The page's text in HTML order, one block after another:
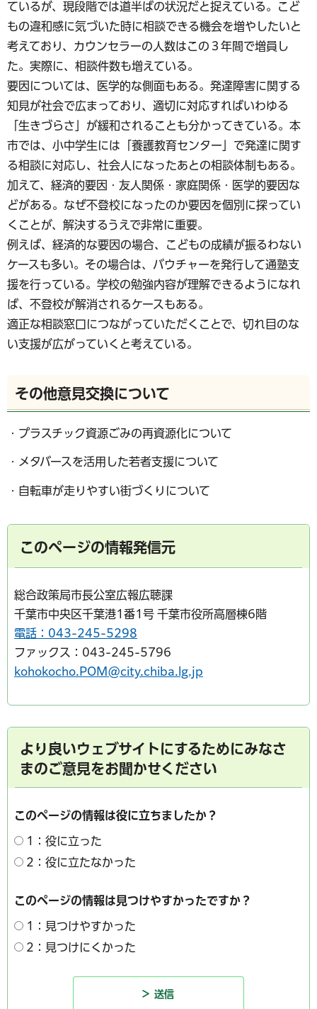
ているが、現段階では道半ばの状況だと捉えている。こど
もの違和感に気づいた時に相談できる機会を増やしたいと
考えており、カウンセラーの人数はこの３年間で増員し
た。実際に、相談件数も増えている。
要因については、医学的な側面もある。発達障害に関する
知見が社会で広まっており、適切に対応すればいわゆる
「生きづらさ」が緩和されることも分かってきている。本
市では、小中学生には「養護教育センター」で発達に関す
る相談に対応し、社会人になったあとの相談体制もある。
加えて、経済的要因・友人関係・家庭関係・医学的要因な
どがある。なぜ不登校になったのか要因を個別に探ってい
くことが、解決するうえで非常に重要。
例えば、経済的な要因の場合、こどもの成績が振るわない
ケースも多い。その場合は、バウチャーを発行して通塾支
援を行っている。学校の勉強内容が理解できるようになれ
ば、不登校が解消されるケースもある。
適正な相談窓口につながっていただくことで、切れ目のな
い支援が広がっていくと考えている。
その他意見交換について
・プラスチック資源ごみの再資源化について
・メタバースを活用した若者支援について
・自転車が走りやすい街づくりについて
このページの情報発信元
総合政策局市長公室広報広聴課
千葉市中央区千葉港1番1号 千葉市役所高層棟6階
電話：043-245-5298
ファックス：043-245-5796
kohokocho.POM@city.chiba.lg.jp
より良いウェブサイトにするためにみなさ
まのご意見をお聞かせください
このページの情報は役に立ちましたか？
1：役に立った
2：役に立たなかった
このページの情報は見つけやすかったですか？
1：見つけやすかった
2：見つけにくかった